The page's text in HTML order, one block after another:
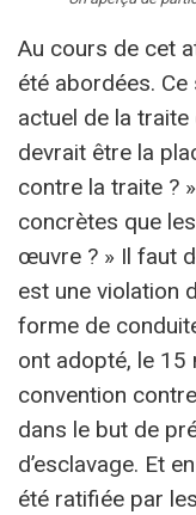
Au cours de cet
été abordées. Ce
actuel de la
devrait être la
contre la traite ?
concrètes que
œuvre ? » Il faut
est une violation
forme de
ont adopté, le 15
convention
dans le but de
d’esclavage. Et
été ratifiée par